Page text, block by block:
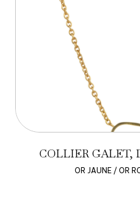
COLLIER GALET,
OR JAUNE / OR